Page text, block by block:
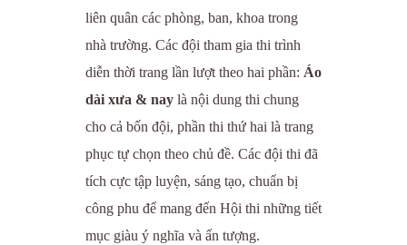
liên quân các phòng, ban, khoa trong
nhà trường. Các đội tham gia thi trình
diễn thời trang lần lượt theo hai phần: Áo
dài xưa & nay là nội dung thi chung
cho cả bốn đội, phần thi thứ hai là trang
phục tự chọn theo chủ đề. Các đội thi đã
tích cực tập luyện, sáng tạo, chuẩn bị
công phu để mang đến Hội thi những tiết
mục giàu ý nghĩa và ấn tượng.